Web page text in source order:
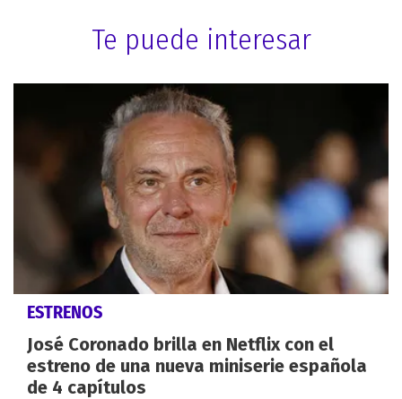
Te puede interesar
ESTRENOS
José Coronado brilla en Netflix con el
estreno de una nueva miniserie española
de 4 capítulos